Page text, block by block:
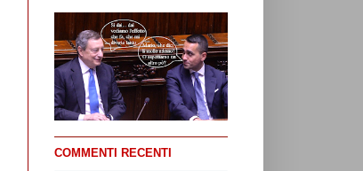
COMMENTI RECENTI